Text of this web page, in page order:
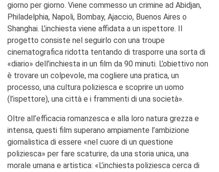
giorno per giorno. Viene commesso un crimine ad Abidjan,
Philadelphia, Napoli, Bombay, Ajaccio, Buenos Aires o
Shanghai. L’inchiesta viene affidata a un ispettore. Il
progetto consiste nel seguirlo con una troupe
cinematografica ridotta tentando di trasporre una sorta di
«diario» dell’inchiesta in un film da 90 minuti. L’obiettivo non
è trovare un colpevole, ma cogliere una pratica, un
processo, una cultura poliziesca e scoprire un uomo
(l’ispettore), una città e i frammenti di una società».
Oltre all’efficacia romanzesca e alla loro natura grezza e
intensa, questi film superano ampiamente l’ambizione
giornalistica di essere «nel cuore di un questione
poliziesca» per fare scaturire, da una storia unica, una
morale umana e artistica: «L’inchiesta poliziesca cerca di